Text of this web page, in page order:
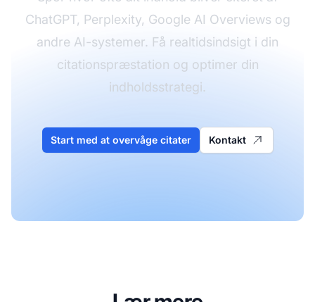
ChatGPT, Perplexity, Google AI Overviews og
andre AI-systemer. Få realtidsindsigt i din
citationspræstation og optimer din
indholdsstrategi.
Start med at overvåge citater Kontakt